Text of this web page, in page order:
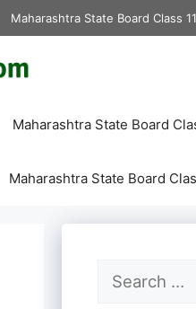
Maharashtra State Board Class
Maharashtra State Board
Maharashtra State Board
Search
for: